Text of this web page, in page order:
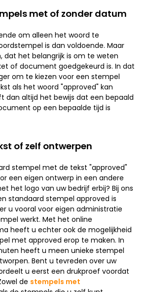
met of zonder datum
om alleen het woord te
is dan voldoende. Maar
dat het belangrijk is om te weten
of document goedgekeurd is. In dat
om te kiezen voor een stempel
als het woord "approved" kan
dan altijd het bewijs dat een bepaald
op een bepaalde tijd is
of zelf ontwerpen
stempel met de tekst "approved"
een eigen ontwerp in een andere
het logo van uw bedrijf erbij? Bij ons
standaard stempel approved is
u vooral voor eigen administratie
werkt. Met het online
heeft u echter ook de mogelijkheid
met approved erop te maken. In
heeft u meen unieke stempel
Bent u tevreden over uw
u eerst een drukproef voordat
de stempels met